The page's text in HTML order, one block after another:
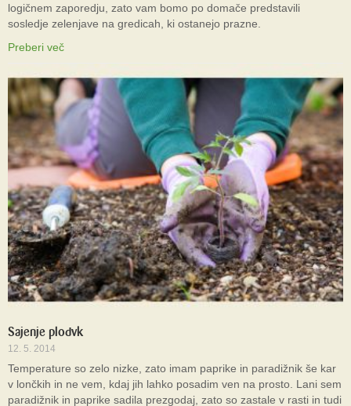
logičnem zaporedju, zato vam bomo po domače predstavili
sosledje zelenjave na gredicah, ki ostanejo prazne.
Preberi več
Sajenje plodvk
12. 5. 2014
Temperature so zelo nizke, zato imam paprike in paradižnik še kar
v lončkih in ne vem, kdaj jih lahko posadim ven na prosto. Lani sem
paradižnik in paprike sadila prezgodaj, zato so zastale v rasti in tudi